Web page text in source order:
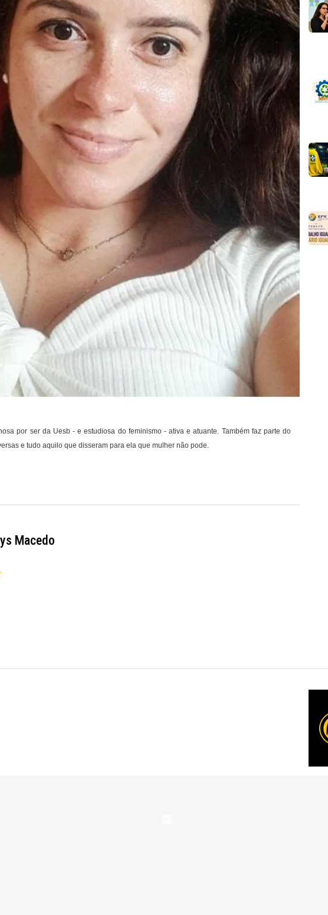
por ser da Uesb - e estudiosa do feminismo - ativa e atuante. Também faz parte do
e tudo aquilo que disseram para ela que mulher não pode.
Macedo